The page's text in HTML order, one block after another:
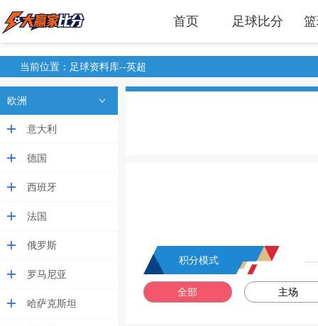
首页 足球比分
当前位置：足球资料库--英超
欧洲
意大利
德国
西班牙
法国
俄罗斯
罗马尼亚
哈萨克斯坦
积分模式
全部 主场